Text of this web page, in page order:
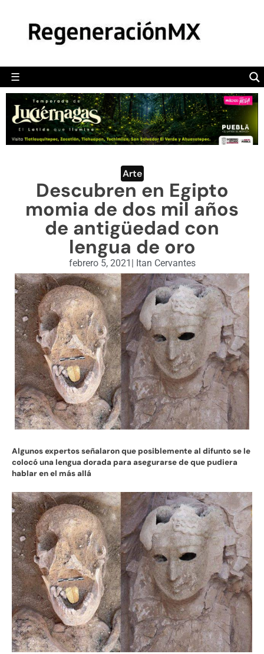
☰
POLÍTICA
CAMALEÓN
OPINIÓN
DEPORTES
ENGLISH SECTION
VIDEOS
Arte
Descubren en Egipto
momia de dos mil años
de antigüedad con
lengua de oro
febrero 5, 2021 | Itan Cervantes
Algunos expertos señalaron que posiblemente al difunto se le
colocó una lengua dorada para asegurarse de que pudiera
hablar en el más allá